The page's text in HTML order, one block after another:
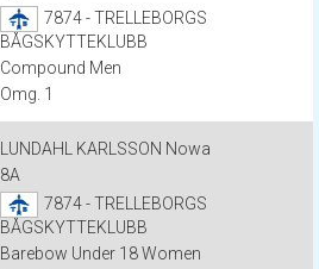
7874 - TRELLEBORGS
BÅGSKYTTEKLUBB
Compound Men
Omg. 1
LUNDAHL KARLSSON Nowa
8A
7874 - TRELLEBORGS
BÅGSKYTTEKLUBB
Barebow Under 18 Women